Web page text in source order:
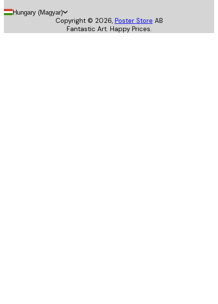
Hungary (Magyar)
Copyright © 2026, Poster Store AB
Fantastic Art. Happy Prices.